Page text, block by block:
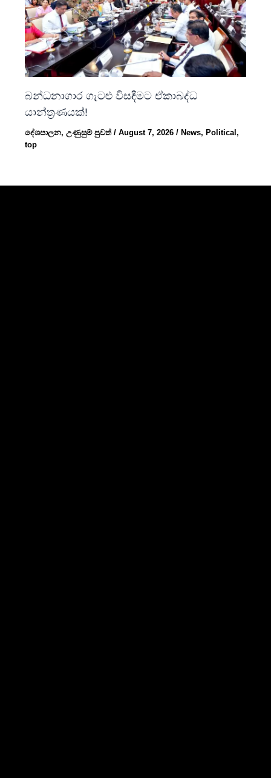
බන්ධනාගාර ගැටළු විසඳීමට ඒකාබද්ධ
යාන්ත්‍රණයක්!
දේශපාලන,උණුසුම් පුවත්/August 7, 2026/News,Political,
top